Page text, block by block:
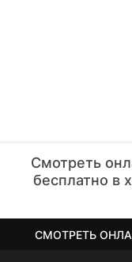
Смотреть
бесплатно в
СМОТРЕТЬ